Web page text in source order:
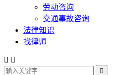
劳动咨询
交通事故咨询
法律知识
找律师
 
